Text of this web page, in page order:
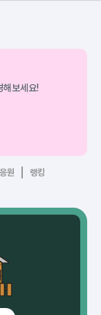
해보세요!
응원 랭킹